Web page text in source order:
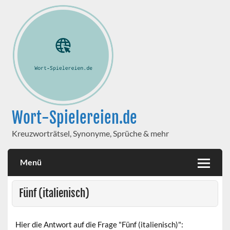
Wort-Spielereien.de
Kreuzworträtsel, Synonyme, Sprüche & mehr
Menü
Fünf (italienisch)
Hier die Antwort auf die Frage "Fünf (italienisch)":